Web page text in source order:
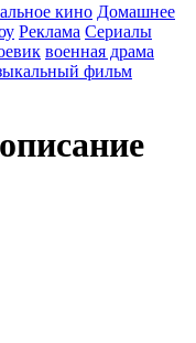
кино Домашнее
Реклама Сериалы
военная драма
фильм